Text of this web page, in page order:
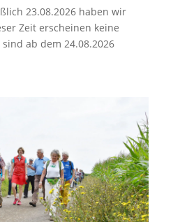
23.08.2026 haben wir
Zeit erscheinen keine
ab dem 24.08.2026